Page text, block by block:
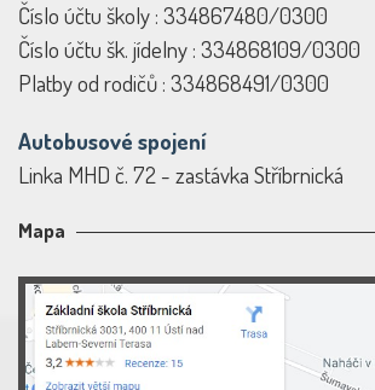
Číslo účtu školy : 334867480/0300
Číslo účtu šk. jídelny : 334868109/0300
Platby od rodičů : 334868491/0300
Autobusové spojení
Linka MHD č. 72 - zastávka Stříbrnická
Mapa